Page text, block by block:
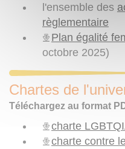
l'ensemble des
règlementaire
Plan égalité
octobre 2025)
Chartes de
Téléchargez au format
charte
charte contre